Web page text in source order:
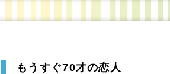
もうすぐ70才の恋人